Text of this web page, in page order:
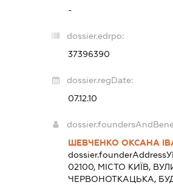
-
dossier.edrpo:
37396390
dossier.regDate:
07.12.10
ШЕВЧЕНКО ОКСАНА
dossier.founderAddress
02100, МІСТО КИЇВ,
ЧЕРВОНОТКАЦЬКА,